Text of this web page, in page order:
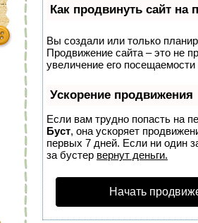
Как продвинуть сайт на
Вы создали или только
Продвижение сайта – это не
увеличение его
Ускорение продвижения
Если вам трудно попасть на
Буст, она ускоряет
первых 7 дней. Если ни один
за бустер вернут деньги.
Начать